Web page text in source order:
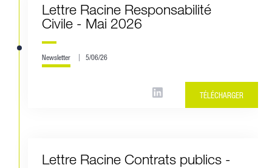
Lettre Racine Responsabilité
Civile - Mai 2026
Newsletter 5/06/26
TÉLÉCHARGER
Lettre Racine Contrats publics -